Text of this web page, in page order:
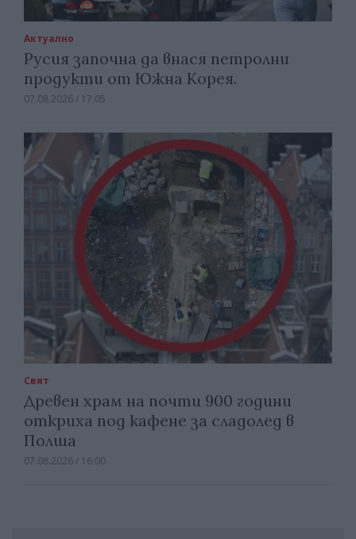
Актуално
Русия започна да внася петролни
продукти от Южна Корея.
07.08.2026 / 17:05
Свят
Древен храм на почти 900 години
откриха под кафене за сладолед в
Полша
07.08.2026 / 16:00